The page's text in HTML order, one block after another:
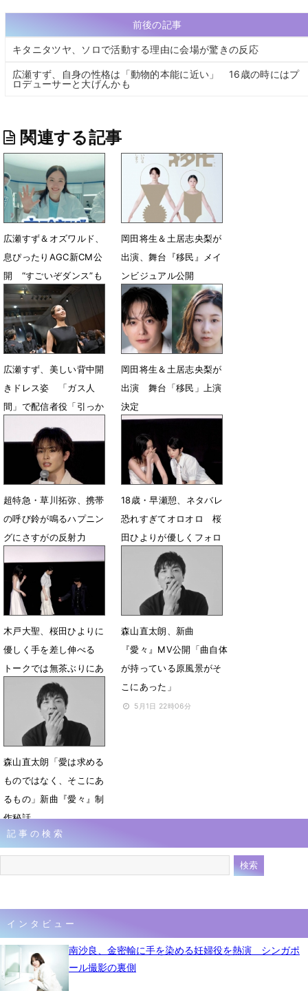
前後の記事
キタニタツヤ、ソロで活動する理由に会場が驚きの反応
広瀬すず、自身の性格は「動物的本能に近い」 16歳の時にはプ
ロデューサーと大げんかも
関連する記事
広瀬すず＆オズワルド、
息ぴったりAGC新CM公
開 “すごいぞダンス”も
健在
7月24日 15時00分
岡田将生＆土居志央梨が
出演、舞台『移民』メイ
ンビジュアル公開
7月10日 12時08分
広瀬すず、美しい背中開
きドレス姿 「ガス人
間」で配信者役「引っか
き回す面白さに」
6月30日 07時31分
岡田将生＆土居志央梨が
出演 舞台「移民」上演
決定
超特急・草川拓弥、携帯
の呼び鈴が鳴るハプニン
グにさすがの反射力
18歳・早瀬憩、ネタバレ
恐れすぎてオロオロ 桜
田ひよりが優しくフォロ
5月28日 06時52分
木戸大聖、桜田ひよりに
優しく手を差し伸べる
トークでは無茶ぶりにあ
いタジタジ
5月28日 06時45分
森山直太朗、新曲
『愛々』MV公開「曲自体
が持っている原風景がそ
こにあった」
5月1日 22時06分
森山直太朗「愛は求める
ものではなく、そこにあ
るもの」新曲『愛々』制
作秘話
4月29日 12時00分
記事の検索
インタビュー
南沙良、金密輸に手を染める妊婦役を熱演 シンガポ
ール撮影の裏側